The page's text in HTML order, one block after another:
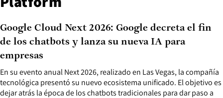
En su evento anual Next 2026, realizado en Las Vegas, la compañía
tecnológica presentó su nuevo ecosistema unificado. El objetivo es
dejar atrás la época de los chatbots tradicionales para dar paso a
Google Cloud Next 2026: Google decreta el fin
de los chatbots y lanza su nueva IA para
empresas